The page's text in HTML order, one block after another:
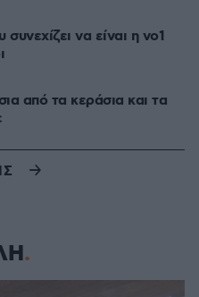
να είναι η νο1
από τα κεράσια και τα